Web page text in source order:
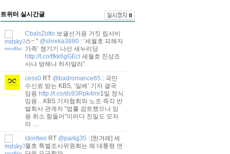
트위터 실시간글
신료 받는 KBS, ‘일베’ 기자 결국 임
용 1일 정식 임용…KBS 기자협회와
토했으나 임용 취소 힘들어”
http://t.co/whlFjwWSl9
CbalsZotto보궐선거용 거짓 립서비
스~ “@shreka3880: ‘세월호 피해자
가족’ 챙기기 나선 새누리당
http://t.co/tfkk6gGEci세월호 진상조
사나 방해나 하자말라”
cess0
RT@badromance65 : 국민
수신료 받는 KBS, ‘일베’ 기자 결국
임용 http://t.co/ds93Rpk4mr1일 정식
임용…KBS 기자협회와 노조 즉각 반
발회사 관계자 “법률 검토했으나 임
용 취소 힘들어”이러다 친일도 모자
라 …